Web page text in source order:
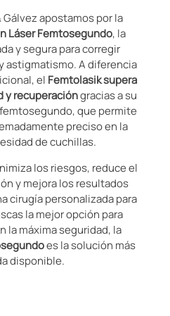
Gálvez apostamos por la
Láser Femtosegundo, la
y segura para corregir
astigmatismo. A diferencia
el Femtolasik supera
y recuperacióngracias a su
que permite
preciso en la
de cuchillas.
los riesgos, reduce el
y mejora los resultados
cirugía personalizada para
la mejor opción para
la máxima seguridad, la
es la solución más
disponible.